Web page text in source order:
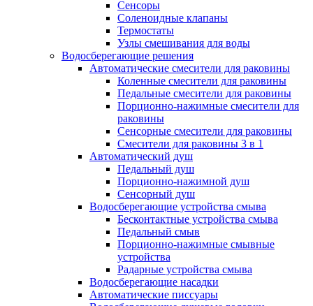
Сенсоры
Соленоидные клапаны
Термостаты
Узлы смешивания для воды
Водосберегающие решения
Автоматические смесители для раковины
Коленные смесители для раковины
Педальные смесители для раковины
Порционно-нажимные смесители для
раковины
Сенсорные смесители для раковины
Смесители для раковины 3 в 1
Автоматический душ
Педальный душ
Порционно-нажимной душ
Сенсорный душ
Водосберегающие устройства смыва
Бесконтактные устройства смыва
Педальный смыв
Порционно-нажимные смывные
устройства
Радарные устройства смыва
Водосберегающие насадки
Автоматические писсуары